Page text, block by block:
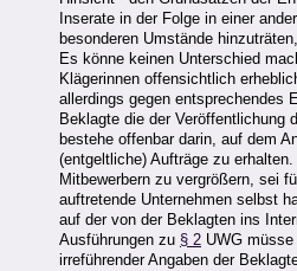
Inserate in der Folge in einer
besonderen Umstände
Es könne keinen Unterschied
Klägerinnen offensichtlich
allerdings gegen entsprechendes
Beklagte die der Veröffentlichung
bestehe offenbar darin, auf dem
(entgeltliche) Aufträge zu
Mitbewerbern zu vergrößern, sei
auftretende Unternehmen selbst
auf der von der Beklagten ins
Ausführungen zu § 2 UWG
irreführender Angaben der